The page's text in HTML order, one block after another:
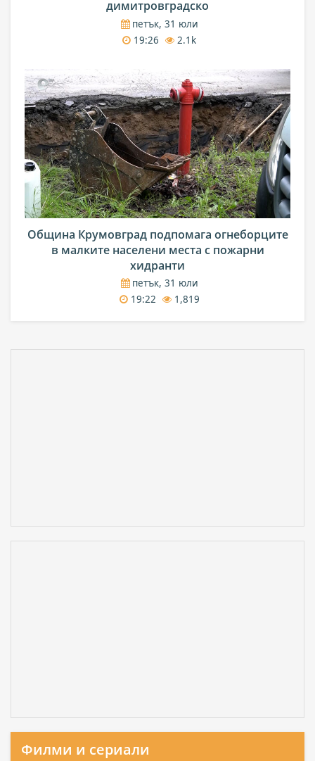
димитровградско
петък, 31 юли
19:26
2.1k
Община Крумовград подпомага огнеборците
в малките населени места с пожарни
хидранти
петък, 31 юли
19:22
1,819
Филми и сериали